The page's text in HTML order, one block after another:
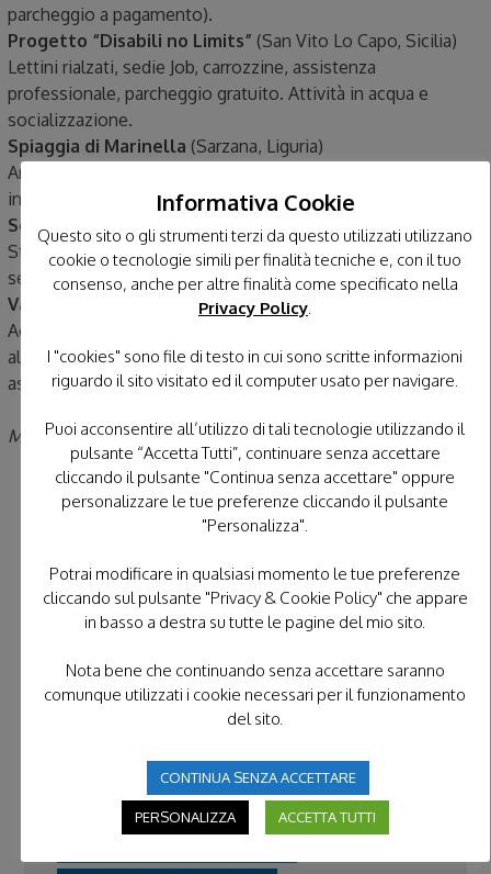
parcheggio a pagamento).
Progetto “Disabili no Limits” (San Vito Lo Capo, Sicilia)
Lettini rialzati, sedie Job, carrozzine, assistenza
professionale, parcheggio gratuito. Attività in acqua e
socializzazione.
Spiaggia di Marinella (Sarzana, Liguria)
Ampio parcheggio riservato, piazzole, gazebo, area verde,
intrattenimento e alloggi attrezzati.
Serena Majestic
(Montesilvano, Abruzzo)
Stabilimento completamente usufruibile per disabili motori:
sedie Job, passerelle e altre attrezzature dedicate.
Valentino Beach Club
(Marina di Catanzaro, Calabria)
Accessibili sedie a rotelle, percorsi facilitati dal parcheggio
al bagnasciuga, personale formato e walkie-talkie per
assistenza.
Mario Calvarese, AgenSir.it
Pubblicato il 25 Agosto 2025
FORMAZIONE
FRATERNITÀ
L'ANGOLO DI IPPOCRATE
Informativa Cookie
Questo sito o gli strumenti terzi da questo utilizzati utilizzano
cookie o tecnologie simili per finalità tecniche e, con il tuo
consenso, anche per altre finalità come specificato nella
Privacy Policy.
I "cookies" sono file di testo in cui sono scritte informazioni
riguardo il sito visitato ed il computer usato per navigare.
Puoi acconsentire all’utilizzo di tali tecnologie utilizzando il
pulsante “Accetta Tutti”, continuare senza accettare
cliccando il pulsante "Continua senza accettare" oppure
personalizzare le tue preferenze cliccando il pulsante
"Personalizza".
Potrai modificare in qualsiasi momento le tue preferenze
cliccando sul pulsante "Privacy & Cookie Policy" che appare
in basso a destra su tutte le pagine del mio sito.
Nota bene che continuando senza accettare saranno
comunque utilizzati i cookie necessari per il funzionamento
del sito.
CONTINUA SENZA ACCETTARE
PERSONALIZZA ACCETTA TUTTI